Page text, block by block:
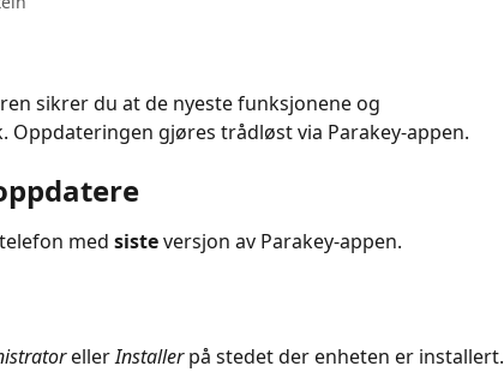
sikrer du at de nyeste funksjonene og
gjøres trådløst via Parakey-appen.
med siste versjon av Parakey-appen.
eller Installer på stedet der enheten er installert.